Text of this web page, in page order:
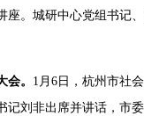
。城研中心党组书记
。 1月6日，杭州市社
刘非出席并讲话，市